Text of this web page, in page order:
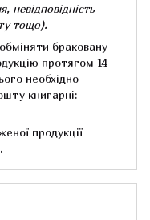
невідповідність
тощо).
браковану
протягом 14
необхідно
книгарні:
продукції